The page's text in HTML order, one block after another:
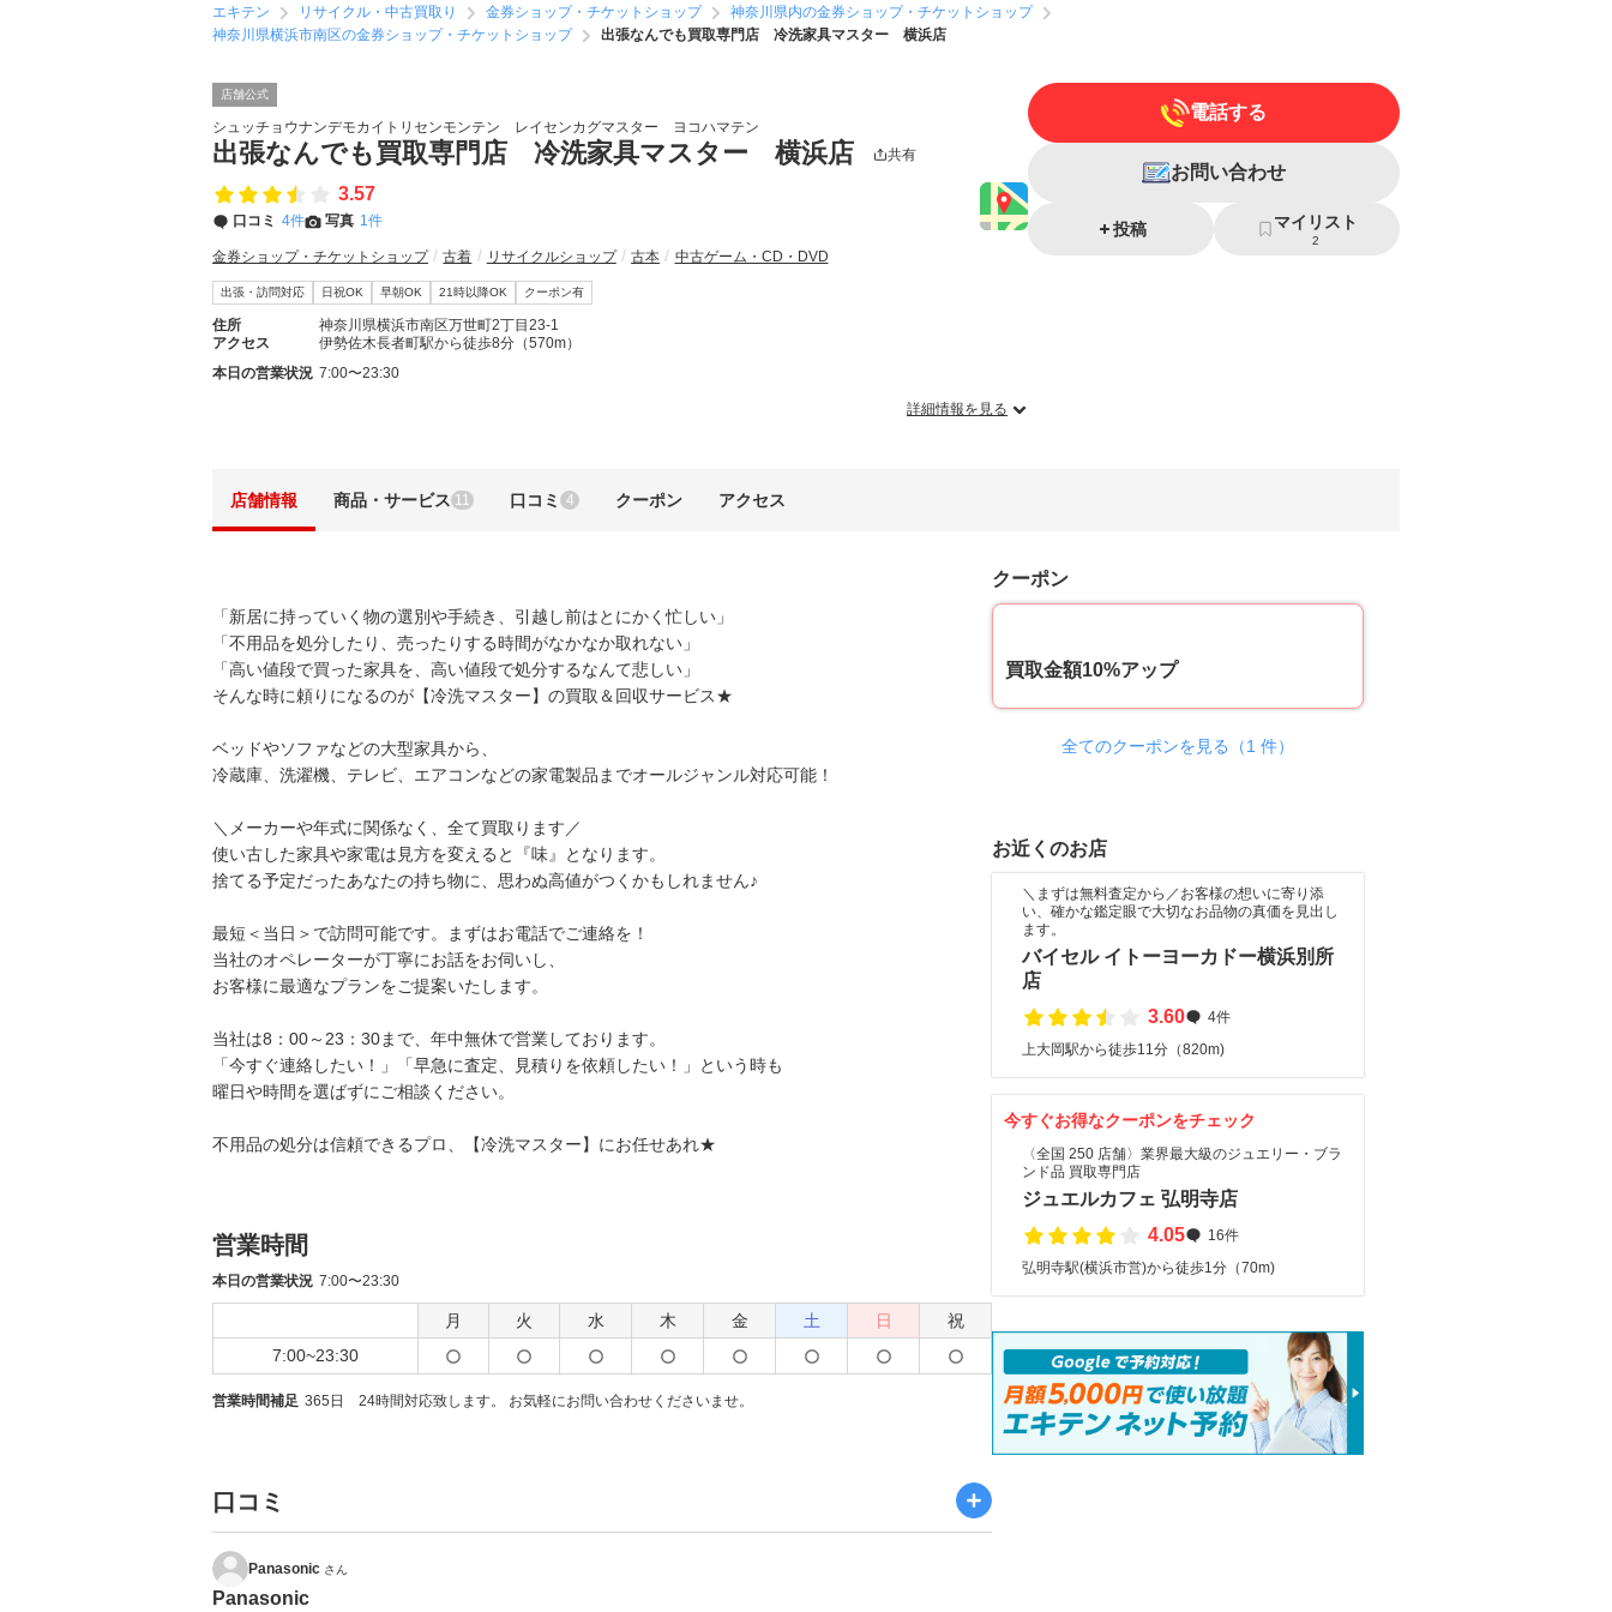
エキテン リサイクル・中古買取り 金券ショップ・チケットショップ
神奈川県内の金券ショップ・チケットショップ
神奈川県横浜市南区の金券ショップ・チケットショップ
出張なんでも買取専門店 冷洗家具マスター 横浜店
店舗公式
シュッチョウナンデモカイトリセンモンテン レイセンカグマスター ヨコハマテン
出張なんでも買取専門店 冷洗家具マスター 横浜店 共有
3.57
口コミ 4件 写真 1件
金券ショップ・チケットショップ 古着 リサイクルショップ 古本 中古ゲーム・CD・DVD
出張・訪問対応 日祝OK 早朝OK 21時以降OK クーポン有
住所
神奈川県横浜市南区万世町2丁目23-1
アクセス
伊勢佐木長者町駅から徒歩8分（570m）
本日の営業状況 7:00〜23:30
詳細情報を見る
電話する
お問い合わせ
投稿 マイリスト
2
店舗情報 商品・サービス 11 口コミ 4 クーポン アクセス
「新居に持っていく物の選別や手続き、引越し前はとにかく忙しい」
「不用品を処分したり、売ったりする時間がなかなか取れない」
「高い値段で買った家具を、高い値段で処分するなんて悲しい」
そんな時に頼りになるのが【冷洗マスター】の買取＆回収サービス★
ベッドやソファなどの大型家具から、
冷蔵庫、洗濯機、テレビ、エアコンなどの家電製品までオールジャンル対応可能！
＼メーカーや年式に関係なく、全て買取ります／
使い古した家具や家電は見方を変えると『味』となります。
捨てる予定だったあなたの持ち物に、思わぬ高値がつくかもしれません♪
最短＜当日＞で訪問可能です。まずはお電話でご連絡を！
当社のオペレーターが丁寧にお話をお伺いし、
お客様に最適なプランをご提案いたします。
当社は8：00～23：30まで、年中無休で営業しております。
「今すぐ連絡したい！」「早急に査定、見積りを依頼したい！」という時も
曜日や時間を選ばずにご相談ください。
不用品の処分は信頼できるプロ、【冷洗マスター】にお任せあれ★
営業時間
本日の営業状況 7:00〜23:30
月 火 水 木 金 土 日
祝
7:00~23:30
営業時間補足 365日 24時間対応致します。 お気軽にお問い合わせくださいませ。
口コミ
Panasonic さん
Panasonic
クーポン
買取金額10%アップ
全てのクーポンを見る（1 件）
お近くのお店
＼まずは無料査定から／お客様の想いに寄り添
い、確かな鑑定眼で大切なお品物の真価を見出し
ます。
バイセル イトーヨーカドー横浜別所
店
3.60
4件
上大岡駅から徒歩11分（820m)
今すぐお得なクーポンをチェック
〈全国 250 店舗〉業界最大級のジュエリー・ブラ
ンド品 買取専門店
ジュエルカフェ 弘明寺店
4.05
16件
弘明寺駅(横浜市営)から徒歩1分（70m)